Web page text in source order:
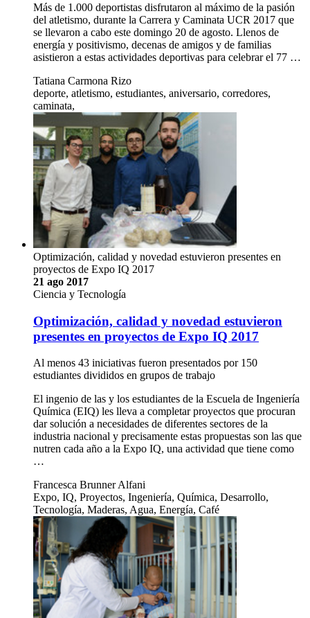
Más de 1.000 deportistas disfrutaron al máximo de la pasión
del atletismo, durante la Carrera y Caminata UCR 2017 que
se llevaron a cabo este domingo 20 de agosto. Llenos de
energía y positivismo, decenas de amigos y de familias
asistieron a estas actividades deportivas para celebrar el 77 …
Tatiana Carmona Rizo
deporte, atletismo, estudiantes, aniversario, corredores,
caminata,
Optimización, calidad y novedad estuvieron presentes en
proyectos de Expo IQ 2017
21 ago 2017
Ciencia y Tecnología
Optimización, calidad y novedad estuvieron
presentes en proyectos de Expo IQ 2017
Al menos 43 iniciativas fueron presentados por 150
estudiantes divididos en grupos de trabajo
El ingenio de las y los estudiantes de la Escuela de Ingeniería
Química (EIQ) les lleva a completar proyectos que procuran
dar solución a necesidades de diferentes sectores de la
industria nacional y precisamente estas propuestas son las que
nutren cada año a la Expo IQ, una actividad que tiene como
…
Francesca Brunner Alfani
Expo, IQ, Proyectos, Ingeniería, Química, Desarrollo,
Tecnología, Maderas, Agua, Energía, Café